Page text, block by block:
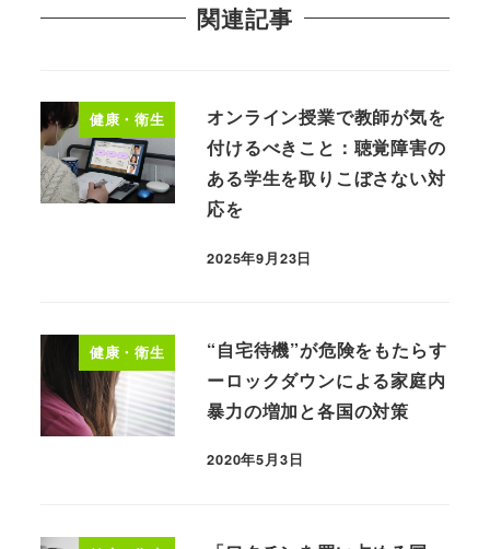
関連記事
健康・衛生
オンライン授業で教師が気を
付けるべきこと：聴覚障害の
ある学生を取りこぼさない対
応を
2025年9月23日
健康・衛生
“自宅待機”が危険をもたらす
ーロックダウンによる家庭内
暴力の増加と各国の対策
2020年5月3日